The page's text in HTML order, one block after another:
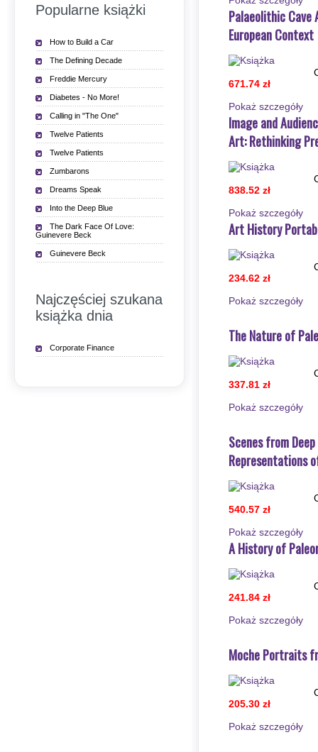
Palaeolithic
European Context
671.74 zł
Pokaż szczegόły
Image and
Art: Rethinking
838.52 zł
Pokaż szczegόły
Art History
234.62 zł
Pokaż szczegόły
The Nature of
337.81 zł
Pokaż szczegόły
Scenes from
Representations
540.57 zł
Pokaż szczegόły
A History of
241.84 zł
Pokaż szczegόły
Moche Portraits
205.30 zł
Pokaż szczegόły
Popularne książki
How to Build a Car
The Defining Decade
Freddie Mercury
Diabetes - No More!
Calling in "The One"
Twelve Patients
Twelve Patients
Zumbarons
Dreams Speak
Into the Deep Blue
The Dark Face Of Love:
Guinevere Beck
Guinevere Beck
Najczęściej szukana
książka dnia
Corporate Finance